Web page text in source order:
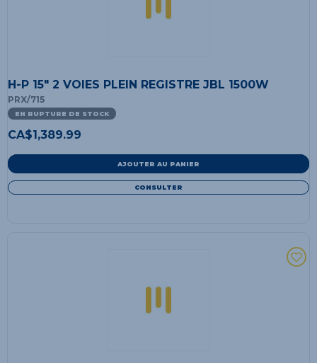
H-P 15" 2 VOIES PLEIN REGISTRE JBL 1500W
PRX/715
EN RUPTURE DE STOCK
CA$1,389.99
AJOUTER AU PANIER
CONSULTER